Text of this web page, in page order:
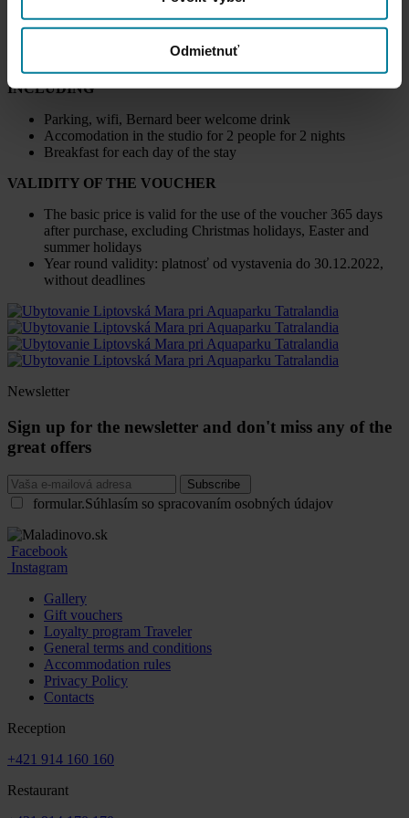
Odmietnuť
The studio provides cozy accommodation for couples or individuals.
The studio is 29 m2 in size and features a fully equipped kitchenette
has a comfortable bathroom with toilet and shower.
INCLUDING
Parking, wifi, Bernard beer welcome drink
Accomodation in the studio for 2 people for 2 nights
Breakfast for each day of the stay
VALIDITY OF THE VOUCHER
The basic price is valid for the use of the voucher 365 days
after purchase, excluding Christmas holidays, Easter and
summer holidays
Year round validity: platnosť od vystavenia do 30.12.2022,
without deadlines
Newsletter
Sign up for the newsletter and don't miss any of the
great offers
Subscribe
formular.Súhlasím so spracovaním osobných údajov
Facebook
Instagram
Gallery
Gift vouchers
Loyalty program Traveler
General terms and conditions
Accommodation rules
Privacy Policy
Contacts
Reception
+421 914 160 160
Restaurant